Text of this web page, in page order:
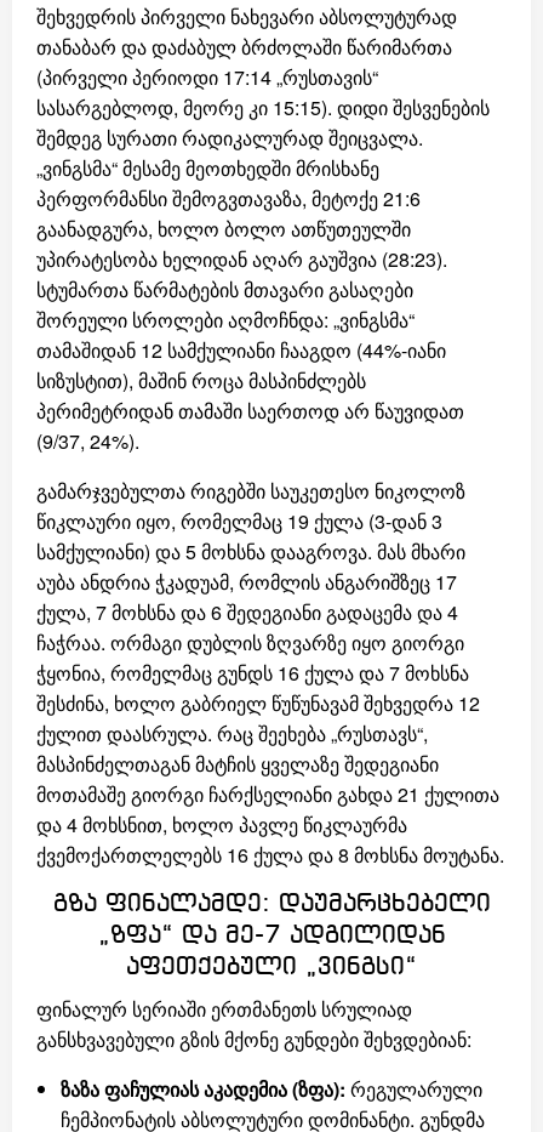
შეხვედრის პირველი ნახევარი აბსოლუტურად
თანაბარ და დაძაბულ ბრძოლაში წარიმართა
(პირველი პერიოდი 17:14 „რუსთავის“
სასარგებლოდ, მეორე კი 15:15). დიდი შესვენების
შემდეგ სურათი რადიკალურად შეიცვალა.
„ვინგსმა“ მესამე მეოთხედში მრისხანე
პერფორმანსი შემოგვთავაზა, მეტოქე 21:6
გაანადგურა, ხოლო ბოლო ათწუთეულში
უპირატესობა ხელიდან აღარ გაუშვია (28:23).
სტუმართა წარმატების მთავარი გასაღები
შორეული სროლები აღმოჩნდა: „ვინგსმა“
თამაშიდან 12 სამქულიანი ჩააგდო (44%-იანი
სიზუსტით), მაშინ როცა მასპინძლებს
პერიმეტრიდან თამაში საერთოდ არ წაუვიდათ
(9/37, 24%).
გამარჯვებულთა რიგებში საუკეთესო ნიკოლოზ
წიკლაური იყო, რომელმაც 19 ქულა (3-დან 3
სამქულიანი) და 5 მოხსნა დააგროვა. მას მხარი
აუბა ანდრია ჭკადუამ, რომლის ანგარიშზეც 17
ქულა, 7 მოხსნა და 6 შედეგიანი გადაცემა და 4
ჩაჭრაა. ორმაგი დუბლის ზღვარზე იყო გიორგი
ჭყონია, რომელმაც გუნდს 16 ქულა და 7 მოხსნა
შესძინა, ხოლო გაბრიელ წუწუნავამ შეხვედრა 12
ქულით დაასრულა. რაც შეეხება „რუსთავს“,
მასპინძელთაგან მატჩის ყველაზე შედეგიანი
მოთამაშე გიორგი ჩარქსელიანი გახდა 21 ქულითა
და 4 მოხსნით, ხოლო პავლე წიკლაურმა
ქვემოქართლელებს 16 ქულა და 8 მოხსნა მოუტანა.
გზა ფინალამდე: დაუმარცხებელი
„ზფა“ და მე-7 ადგილიდან
აფეთქებული „ვინგსი“
ფინალურ სერიაში ერთმანეთს სრულიად
განსხვავებული გზის მქონე გუნდები შეხვდებიან:
ზაზა ფაჩულიას აკადემია (ზფა): რეგულარული
ჩემპიონატის აბსოლუტური დომინანტი. გუნდმა